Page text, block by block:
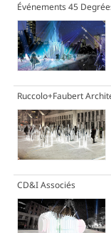
Événements 45
Ruccolo+Faubert
CD&I Associés